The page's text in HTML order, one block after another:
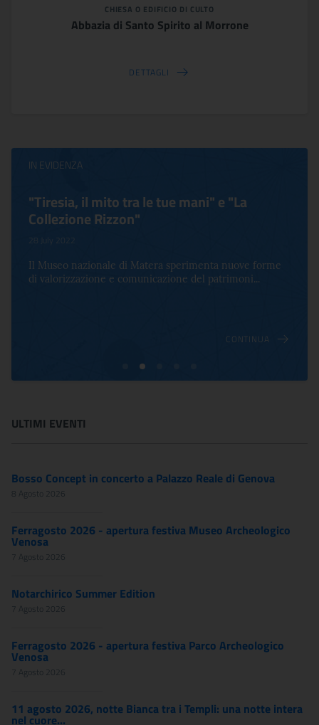
CHIESA O EDIFICIO DI CULTO
Abbazia di Santo Spirito al Morrone
DETTAGLI
IN EVIDENZA
"Tiresia, il mito tra le tue mani" e "La
Collezione Rizzon"
28 July 2022
Il Museo nazionale di Matera sperimenta nuove forme
di valorizzazione e comunicazione del patrimoni...
CONTINUA
ULTIMI EVENTI
Bosso Concept in concerto a Palazzo Reale di Genova
8 Agosto 2026
Ferragosto 2026 - apertura festiva Museo Archeologico
Venosa
7 Agosto 2026
Notarchirico Summer Edition
7 Agosto 2026
Ferragosto 2026 - apertura festiva Parco Archeologico
Venosa
7 Agosto 2026
11 agosto 2026, notte Bianca tra i Templi: una notte intera
nel cuore...